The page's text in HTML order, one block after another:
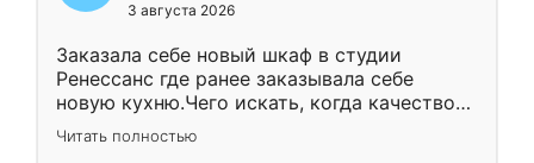
3 августа 2026
Заказала себе новый шкаф в студии
Ренессанс где ранее заказывала себе
новую кухню.Чего искать, когда качеством
вполне довольна. Служит кухня уже почти
два года, нареканий нет.
Читать полностью